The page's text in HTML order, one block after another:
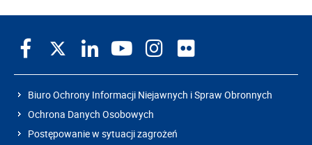
Biuro Ochrony Informacji Niejawnych i Spraw Obronnych
Ochrona Danych Osobowych
Postępowanie w sytuacji zagrożeń